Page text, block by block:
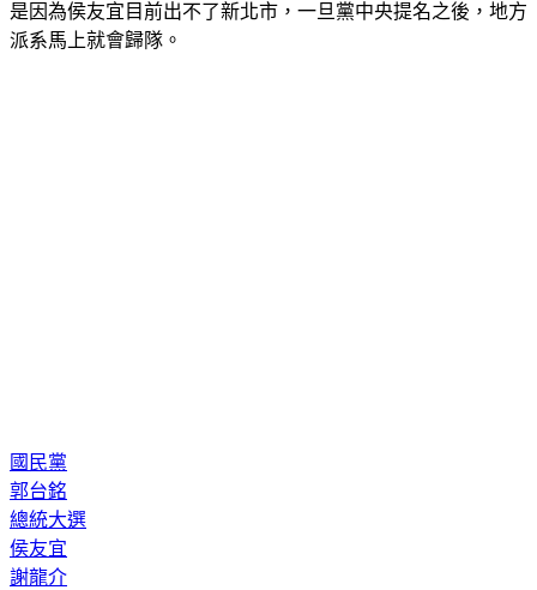
地方派系力挺，所到之處都有人接待、安排地方樁腳，但這只
是因為侯友宜目前出不了新北市，一旦黨中央提名之後，地方
國民黨
郭台銘
總統大選
侯友宜